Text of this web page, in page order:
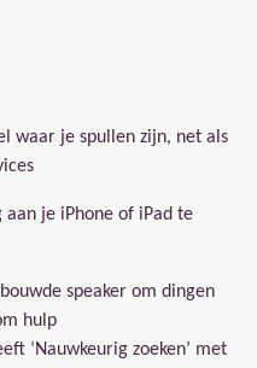
waar je spullen zijn, net als
je iPhone of iPad te
speaker om dingen
hulp
‘Nauwkeurig zoeken’ met